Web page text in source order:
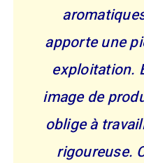
apporte une
exploitation.
image de
oblige à
rigoureuse.